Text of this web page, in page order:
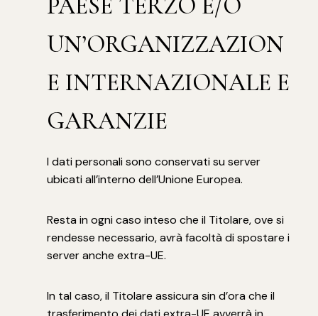
PAESE TERZO E/O
UN’ORGANIZZAZION
E INTERNAZIONALE E
GARANZIE
I dati personali sono conservati su server
ubicati all’interno dell’Unione Europea.
Resta in ogni caso inteso che il Titolare, ove si
rendesse necessario, avrà facoltà di spostare i
server anche extra-UE.
In tal caso, il Titolare assicura sin d’ora che il